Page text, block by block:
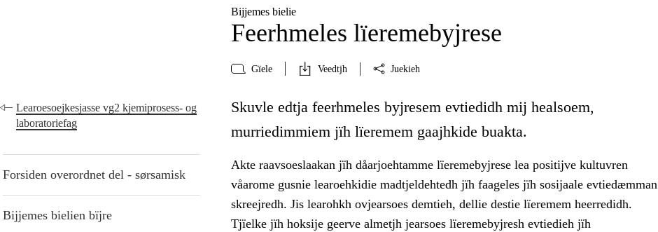
Bijjemes bielie
Feerhmeles lïeremebyjrese
Gïele Veedtjh Juekieh
Learoesoejkesjasse vg2 kjemiprosess- og
laboratoriefag
Forsiden overordnet del - sørsamisk
Bijjemes bielien bïjre
Skuvle edtja feerhmeles byjresem evtiedidh mij healsoem,
murriedimmiem jïh lïeremem gaajhkide buakta.
Akte raavsoeslaakan jïh dåarjoehtamme lïeremebyjrese lea positijve kultuvren
våarome gusnie learoehkidie madtjeldehtedh jïh faageles jïh sosijaale evtiedæmman
skreejredh. Jis learohkh ovjearsoes demtieh, dellie destie lïeremem heerredidh.
Tjïelke jïh hoksije geerve almetjh jearsoes lïeremebyjresh evtiedieh jïh